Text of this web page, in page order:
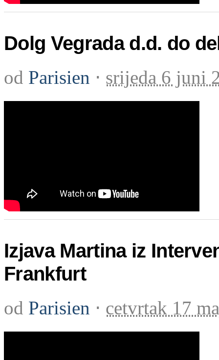
Dolg Vegrada d.d. do
od Parisien ⋅ srijeda 6 juni
Izjava Martina iz
Frankfurt
od Parisien ⋅ cetvrtak 17